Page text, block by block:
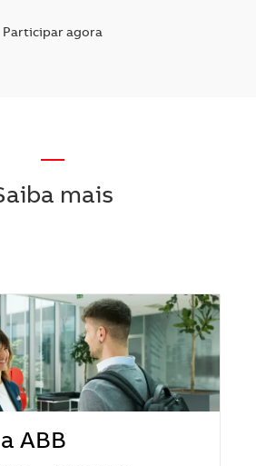
Participar agora
—
mais
ABB